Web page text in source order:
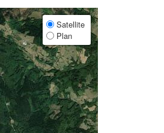
Satellite
Plan